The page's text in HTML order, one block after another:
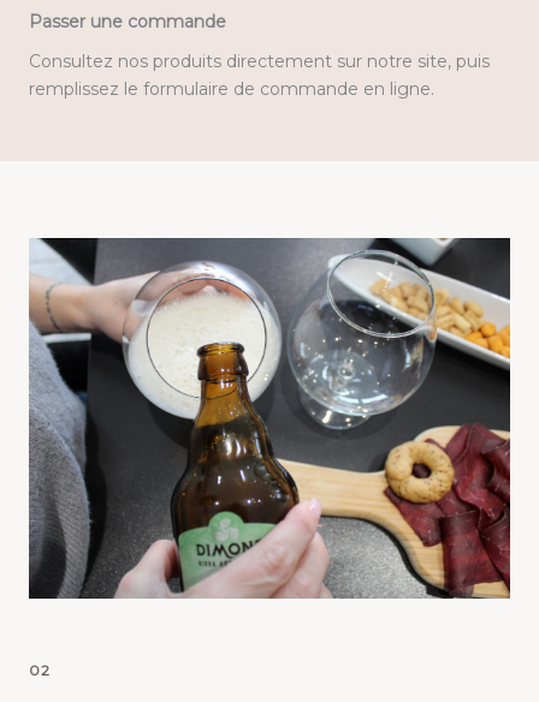
Passer une commande
Consultez nos produits directement sur notre site, puis
remplissez le formulaire de commande en ligne.
02